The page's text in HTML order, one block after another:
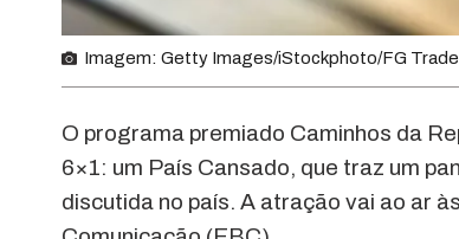
Imagem: Getty Images/iStockphoto/FG Trade
O programa premiado Caminhos da
6×1: um País Cansado, que traz um
discutida no país. A atração vai ao ar